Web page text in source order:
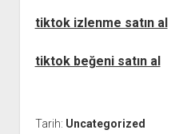
tiktok izlenme satın al
tiktok beğeni satın al
Tarih: Uncategorized